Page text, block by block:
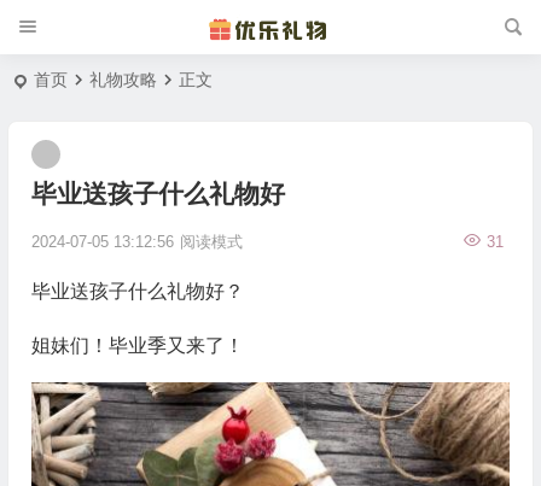
首页 礼物攻略 正文
毕业送孩子什么礼物好
2024-07-05 13:12:56 31
阅读模式
毕业送孩子什么礼物好？
姐妹们！毕业季又来了！